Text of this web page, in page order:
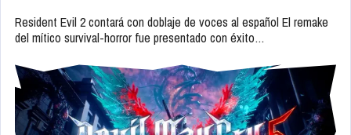
Resident Evil 2 contará con doblaje de voces al español El remake
del mítico survival-horror fue presentado con éxito…